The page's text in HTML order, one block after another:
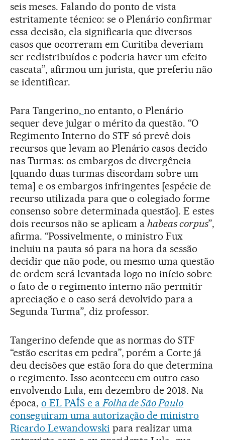
seis meses. Falando do ponto de vista
estritamente técnico: se o Plenário confirmar
essa decisão, ela significaria que diversos
casos que ocorreram em Curitiba deveriam
ser redistribuídos e poderia haver um efeito
cascata”, afirmou um jurista, que preferiu não
se identificar.
Para Tangerino, no entanto, o Plenário
sequer deve julgar o mérito da questão. “O
Regimento Interno do STF só prevê dois
recursos que levam ao Plenário casos decido
nas Turmas: os embargos de divergência
[quando duas turmas discordam sobre um
tema] e os embargos infringentes [espécie de
recurso utilizada para que o colegiado forme
consenso sobre determinada questão]. E estes
dois recursos não se aplicam ahabeas corpus”,
afirma. “Possivelmente, o ministro Fux
incluiu na pauta só para na hora da sessão
decidir que não pode, ou mesmo uma questão
de ordem será levantada logo no início sobre
o fato de o regimento interno não permitir
apreciação e o caso será devolvido para a
Segunda Turma”, diz professor.
Tangerino defende que as normas do STF
“estão escritas em pedra”, porém a Corte já
deu decisões que estão fora do que determina
o regimento. Isso aconteceu em outro caso
envolvendo Lula, em dezembro de 2018. Na
época, o EL PAÍS e aFolha de São Paulo
conseguiram uma autorização de ministro
Ricardo Lewandowski para realizar uma